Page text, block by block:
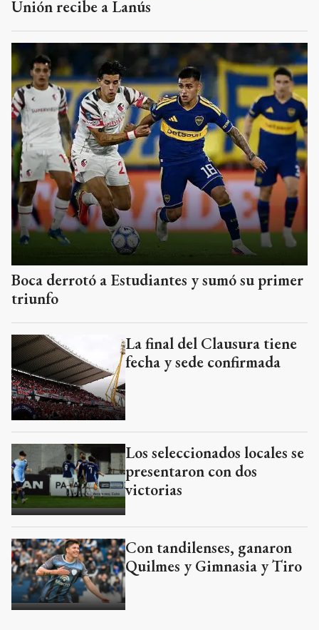
Unión recibe a Lanús
Boca derrotó a Estudiantes y sumó su primer
triunfo
La final del Clausura tiene
fecha y sede confirmada
Los seleccionados locales se
presentaron con dos
victorias
Con tandilenses, ganaron
Quilmes y Gimnasia y Tiro